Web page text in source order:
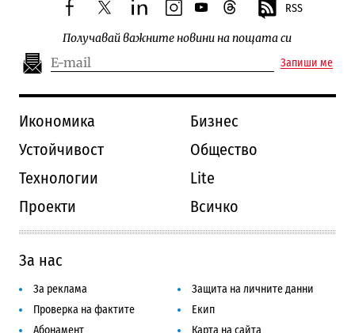
facebooktwitterlinkedininstagram
youtubethreads RSS
Получавай важните новини на пощата си
Запиши ме
Икономика
Бизнес
Устойчивост
Общество
Технологии
Lite
Проекти
Всичко
За нас
За реклама
Защита на личните данни
Проверка на фактите
Екип